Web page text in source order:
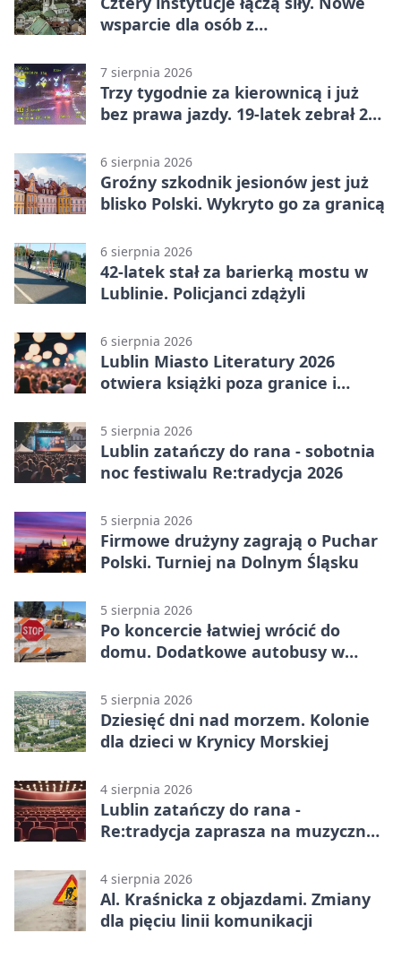
wsparcie dla osób z
7 sierpnia 2026
Trzy tygodnie za kierownicą i już
bez prawa jazdy. 19-latek zebrał 23
6 sierpnia 2026
Groźny szkodnik jesionów jest już
blisko Polski. Wykryto go za granicą
6 sierpnia 2026
42-latek stał za barierką mostu w
Lublinie. Policjanci zdążyli
6 sierpnia 2026
Lublin Miasto Literatury 2026
otwiera książki poza granice i
5 sierpnia 2026
Lublin zatańczy do rana - sobotnia
noc festiwalu Re:tradycja 2026
5 sierpnia 2026
Firmowe drużyny zagrają o Puchar
Polski. Turniej na Dolnym Śląsku
5 sierpnia 2026
Po koncercie łatwiej wrócić do
domu. Dodatkowe autobusy w
5 sierpnia 2026
Dziesięć dni nad morzem. Kolonie
dla dzieci w Krynicy Morskiej
4 sierpnia 2026
Lublin zatańczy do rana -
Re:tradycja zaprasza na muzyczną
4 sierpnia 2026
Al. Kraśnicka z objazdami. Zmiany
dla pięciu linii komunikacji